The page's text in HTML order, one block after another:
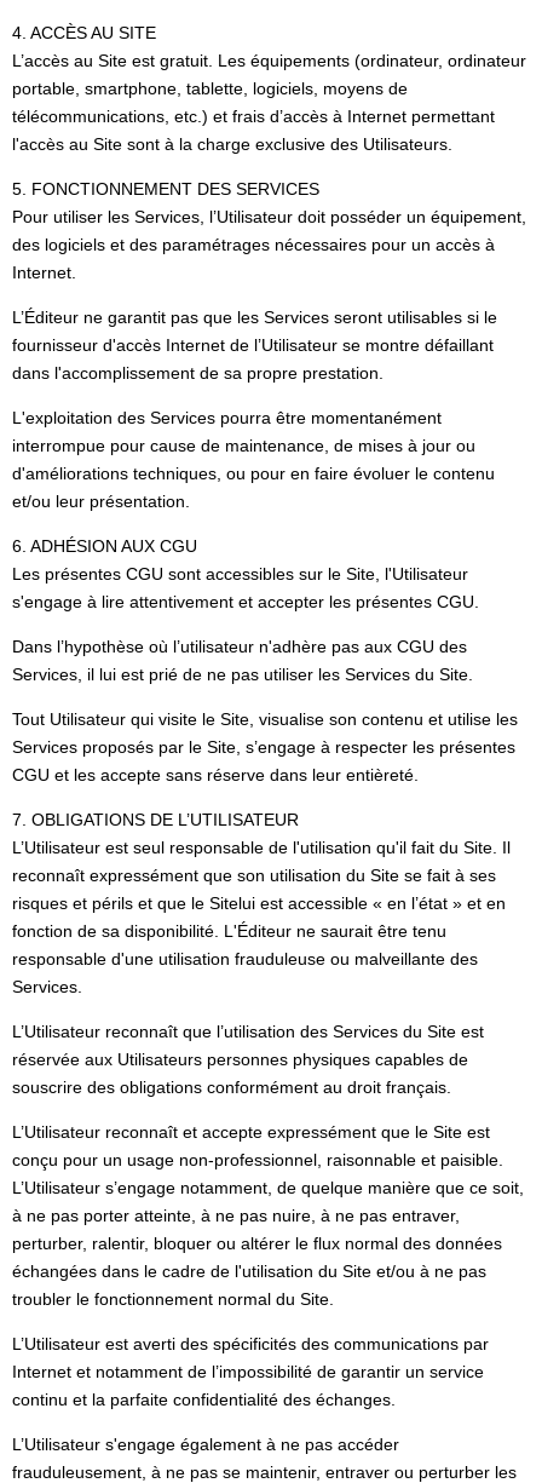
4. ACCÈS AU SITE
L’accès au Site est gratuit. Les équipements (ordinateur, ordinateur
portable, smartphone, tablette, logiciels, moyens de
télécommunications, etc.) et frais d’accès à Internet permettant
l'accès au Site sont à la charge exclusive des Utilisateurs.
5. FONCTIONNEMENT DES SERVICES
Pour utiliser les Services, l’Utilisateur doit posséder un équipement,
des logiciels et des paramétrages nécessaires pour un accès à
Internet.
L’Éditeur ne garantit pas que les Services seront utilisables si le
fournisseur d'accès Internet de l’Utilisateur se montre défaillant
dans l'accomplissement de sa propre prestation.
L'exploitation des Services pourra être momentanément
interrompue pour cause de maintenance, de mises à jour ou
d'améliorations techniques, ou pour en faire évoluer le contenu
et/ou leur présentation.
6. ADHÉSION AUX CGU
Les présentes CGU sont accessibles sur le Site, l'Utilisateur
s'engage à lire attentivement et accepter les présentes CGU.
Dans l’hypothèse où l’utilisateur n'adhère pas aux CGU des
Services, il lui est prié de ne pas utiliser les Services du Site.
Tout Utilisateur qui visite le Site, visualise son contenu et utilise les
Services proposés par le Site, s’engage à respecter les présentes
CGU et les accepte sans réserve dans leur entièreté.
7. OBLIGATIONS DE L’UTILISATEUR
L’Utilisateur est seul responsable de l'utilisation qu'il fait du Site. Il
reconnaît expressément que son utilisation du Site se fait à ses
risques et périls et que le Sitelui est accessible « en l’état » et en
fonction de sa disponibilité. L'Éditeur ne saurait être tenu
responsable d'une utilisation frauduleuse ou malveillante des
Services.
L’Utilisateur reconnaît que l’utilisation des Services du Site est
réservée aux Utilisateurs personnes physiques capables de
souscrire des obligations conformément au droit français.
L’Utilisateur reconnaît et accepte expressément que le Site est
conçu pour un usage non-professionnel, raisonnable et paisible.
L’Utilisateur s’engage notamment, de quelque manière que ce soit,
à ne pas porter atteinte, à ne pas nuire, à ne pas entraver,
perturber, ralentir, bloquer ou altérer le flux normal des données
échangées dans le cadre de l'utilisation du Site et/ou à ne pas
troubler le fonctionnement normal du Site.
L’Utilisateur est averti des spécificités des communications par
Internet et notamment de l’impossibilité de garantir un service
continu et la parfaite confidentialité des échanges.
L’Utilisateur s'engage également à ne pas accéder
frauduleusement, à ne pas se maintenir, entraver ou perturber les